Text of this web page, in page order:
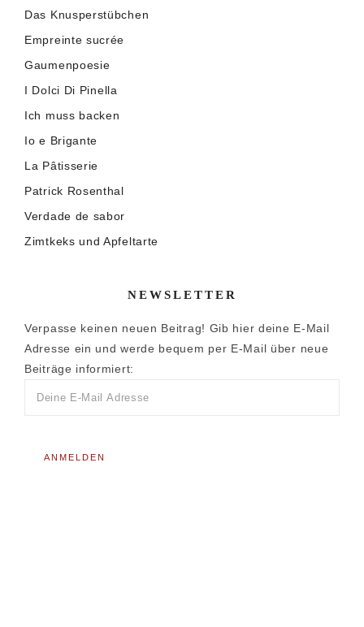
Das Knusperstübchen
Empreinte sucrée
Gaumenpoesie
I Dolci Di Pinella
Ich muss backen
Io e Brigante
La Pâtisserie
Patrick Rosenthal
Verdade de sabor
Zimtkeks und Apfeltarte
NEWSLETTER
Verpasse keinen neuen Beitrag! Gib hier deine E-Mail
Adresse ein und werde bequem per E-Mail über neue
Beiträge informiert: